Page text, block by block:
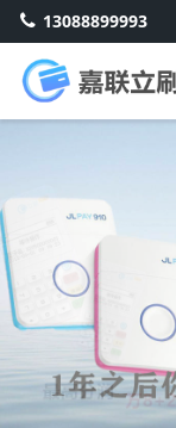
13088899993